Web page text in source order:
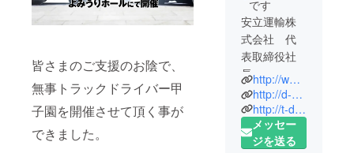
皆さまのご支援のお陰で、
無事トラックドライバー甲
子園を開催させて頂く事が
できました。
です
安立運輸株
式会社 代
表取締役社
長
一般社団法
人D.N.A 理
事
http://www.anritsutransport.co
http://d-n-a.or.jp
http://t-d-k.jp
メッセー
ジを送る